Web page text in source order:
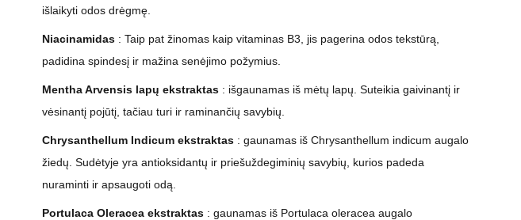
išlaikyti odos drėgmę.
Niacinamidas : Taip pat žinomas kaip vitaminas B3, jis pagerina odos tekstūrą,
padidina spindesį ir mažina senėjimo požymius.
Mentha Arvensis lapų ekstraktas : išgaunamas iš mėtų lapų. Suteikia gaivinantį ir
vėsinantį pojūtį, tačiau turi ir raminančių savybių.
Chrysanthellum Indicum ekstraktas : gaunamas iš Chrysanthellum indicum augalo
žiedų. Sudėtyje yra antioksidantų ir priešuždegiminių savybių, kurios padeda
nuraminti ir apsaugoti odą.
Portulaca Oleracea ekstraktas : gaunamas iš Portulaca oleracea augalo